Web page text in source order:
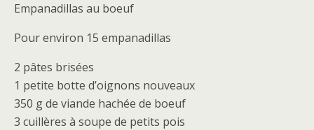
Empanadillas au boeuf
Pour environ 15 empanadillas
2 pâtes brisées
1 petite botte d’oignons nouveaux
350 g de viande hachée de boeuf
3 cuillères à soupe de petits pois